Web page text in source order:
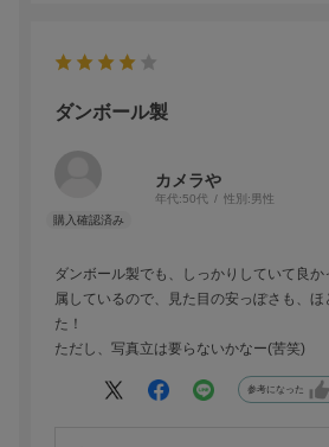
ダンボール製
カメラや
年代:50代 性別:男性
ダンボール製でも、しっかりしていて良
属しているので、見た目の安っぽさも、
た！
ただし、写真立は要らないかなー(苦笑)
参考になった